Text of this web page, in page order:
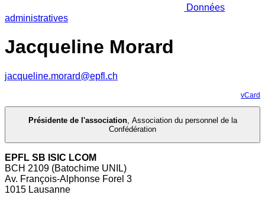
Données
administratives
Jacqueline Morard
jacqueline.morard@epfl.ch
vCard
Présidente de l'association, Association du personnel de la
Confédération
EPFL SB ISIC LCOM
BCH 2109 (Batochime UNIL)
Av. François-Alphonse Forel 3
1015 Lausanne